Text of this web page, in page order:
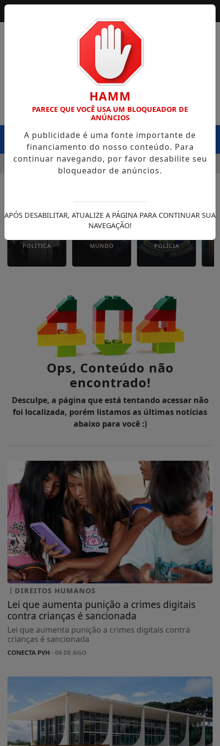
MENU
NA BR-364, EM EXTREMA, E CASO LEVANTA
POLÍTICA MUNDO POLÍCIA
Ops, Conteúdo não
encontrado!
Desculpe, a página que está tentando acessar não
foi localizada, porém listamos as últimas notícias
abaixo para você :)
DIREITOS HUMANOS
Lei que aumenta punição a crimes digitais
contra crianças é sancionada
Lei que aumenta punição a crimes digitais contra
crianças é sancionada
CONECTA PVH - 06 DE AGO
HAMM
PARECE QUE VOCÊ USA UM BLOQUEADOR DE
ANÚNCIOS
A publicidade é uma fonte importante de
financiamento do nosso conteúdo. Para
continuar navegando, por favor desabilite seu
bloqueador de anúncios.
APÓS DESABILITAR, ATUALIZE A PÁGINA PARA CONTINUAR SUA
NAVEGAÇÃO!